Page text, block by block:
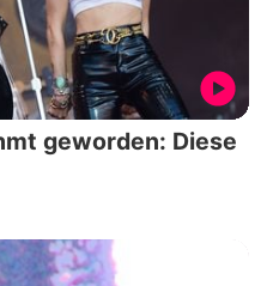
geworden: Diese